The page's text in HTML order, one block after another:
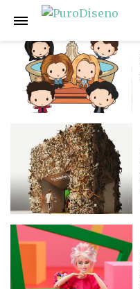
Anterior Siguiente